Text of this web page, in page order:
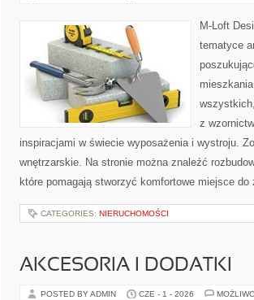
M-Loft
tematyce
z
inspiracjami w świecie wyposażenia i wystroju.
wnętrzarskie. Na stronie można znaleźć
które pomagają stworzyć komfortowe miejsce
CATEGORIES: NIERUCHOMOŚCI
AKCESORIA I DODATKI
POSTED BY ADMIN CZE - 1 - 2026